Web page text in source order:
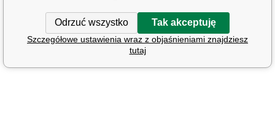
Odrzuć wszystko Tak akceptuję
Szczegółowe ustawienia wraz z objaśnieniami znajdziesz
tutaj